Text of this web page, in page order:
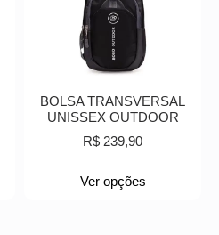
BOLSA TRANSVERSAL
UNISSEX OUTDOOR
R$ 239,90
Ver opções